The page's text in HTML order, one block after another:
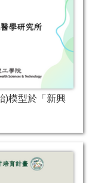
)模型於「新興